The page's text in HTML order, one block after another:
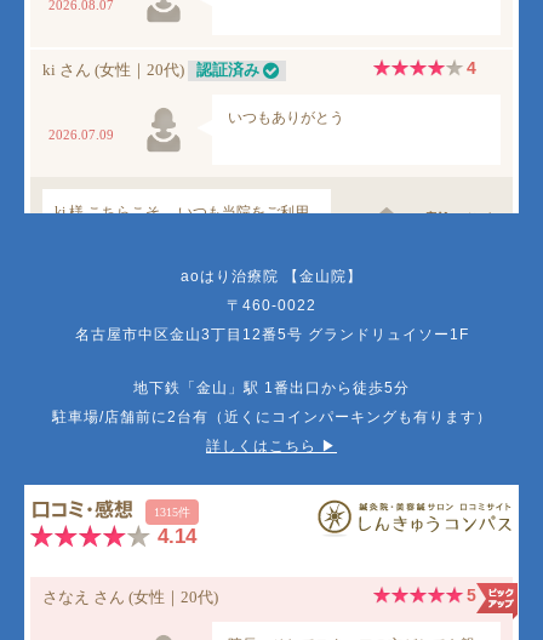
aoはり治療院 【金山院】
〒460-0022
名古屋市中区金山3丁目12番5号 グランドリュイソー1F
地下鉄「金山」駅 1番出口から徒歩5分
駐車場/店舗前に2台有（近くにコインパーキングも有ります）
詳しくはこちら ▶︎